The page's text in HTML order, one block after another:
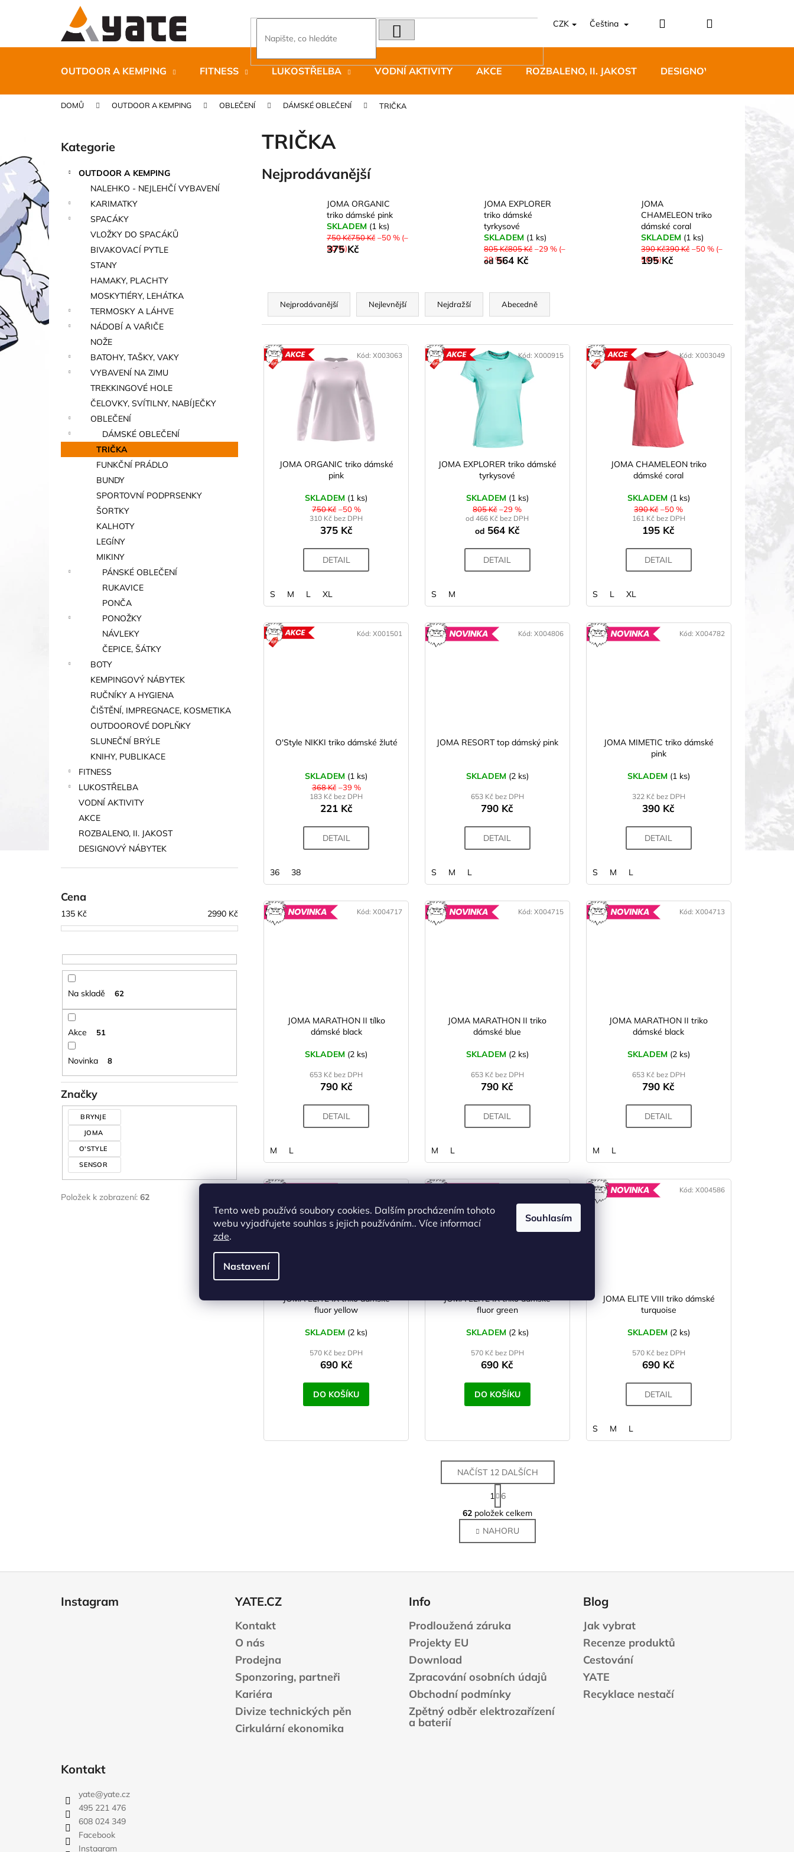
Tento web používá soubory cookies. Dalším procházením tohoto
webu vyjadřujete souhlas s jejich používáním.. Více informací
zde.
Nastavení
Souhlasím
CZK Čeština PřihlášeníNákupní
OUTDOOR A KEMPING FITNESS LUKOSTŘELBA VODNÍ AKTIVITY AKCE ROZBALENO, II. JAKOST DESIGNOVÝ NÁBYTEK
DOMŮ OUTDOOR A KEMPING OBLEČENÍ DÁMSKÉ OBLEČENÍ TRIČKA
r
a
n
a
n
e
l
Přeskočit
kategorie
Kategorie
OUTDOOR A KEMPING
NALEHKO - NEJLEHČÍ VYBAVENÍ
KARIMATKY
SPACÁKY
VLOŽKY DO SPACÁKŮ
BIVAKOVACÍ PYTLE
STANY
HAMAKY, PLACHTY
MOSKYTIÉRY, LEHÁTKA
TERMOSKY A LÁHVE
NÁDOBÍ A VAŘIČE
NOŽE
BATOHY, TAŠKY, VAKY
VYBAVENÍ NA ZIMU
TREKKINGOVÉ HOLE
ČELOVKY, SVÍTILNY, NABÍJEČKY
OBLEČENÍ
DÁMSKÉ OBLEČENÍ
TRIČKA
FUNKČNÍ PRÁDLO
BUNDY
SPORTOVNÍ PODPRSENKY
ŠORTKY
KALHOTY
LEGÍNY
MIKINY
PÁNSKÉ OBLEČENÍ
RUKAVICE
PONČA
PONOŽKY
NÁVLEKY
ČEPICE, ŠÁTKY
BOTY
KEMPINGOVÝ NÁBYTEK
RUČNÍKY A HYGIENA
ČIŠTĚNÍ, IMPREGNACE, KOSMETIKA
OUTDOOROVÉ DOPLŇKY
SLUNEČNÍ BRÝLE
KNIHY, PUBLIKACE
FITNESS
LUKOSTŘELBA
VODNÍ AKTIVITY
AKCE
ROZBALENO, II. JAKOST
DESIGNOVÝ NÁBYTEK
Cena
135 Kč 2990 Kč
Na skladě 62
Akce 51
Novinka 8
Značky
BRYNJE
JOMA
O'STYLE
SENSOR
Položek k zobrazení: 62
TRIČKA
Nejprodávanější
JOMA ORGANIC
triko dámské pink
SKLADEM (1 ks)
750 Kč750 Kč –50 % (–
50 %)
375 Kč
JOMA EXPLORER
triko dámské
tyrkysové
SKLADEM (1 ks)
805 Kč805 Kč –29 % (–
29 %)
od564 Kč
JOMA
CHAMELEON triko
dámské coral
SKLADEM (1 ks)
390 Kč390 Kč –50 % (–
50 %)
195 Kč
Ř
z
n
Nejprodávanější Nejlevnější Nejdražší Abecedně
V
ý
AKCE
JOMA ORGANIC triko dámské
pink
SKLADEM (1 ks)
750 Kč –50 %
310 Kč bez DPH
375 Kč
DETAIL
S M L XL
Kód:X003063
AKCE
JOMA EXPLORER triko dámské
tyrkysové
SKLADEM (1 ks)
805 Kč –29 %
od 466 Kč bez DPH
od564 Kč
DETAIL
S M
Kód: X000915
AKCE
JOMA CHAMELEON triko
dámské coral
SKLADEM (1 ks)
390 Kč –50 %
161 Kč bez DPH
195 Kč
DETAIL
S L XL
Kód: X003049
O'Style NIKKI triko dámské žluté
SKLADEM (1 ks)
368 Kč –39 %
183 Kč bez DPH
221 Kč
DETAIL
36 38
Kód:X001501
JOMA RESORT top dámský pink
SKLADEM (2 ks)
653 Kč bez DPH
790 Kč
DETAIL
S M L
Kód: X004806
JOMA MIMETIC triko dámské
pink
SKLADEM (1 ks)
322 Kč bez DPH
390 Kč
DETAIL
S M L
Kód: X004782
JOMA MARATHON II tílko
dámské black
SKLADEM (2 ks)
653 Kč bez DPH
790 Kč
DETAIL
M L
Kód:X004717
JOMA MARATHON II triko
dámské blue
SKLADEM (2 ks)
653 Kč bez DPH
790 Kč
DETAIL
M L
Kód: X004715
JOMA MARATHON II triko
dámské black
SKLADEM (2 ks)
653 Kč bez DPH
790 Kč
DETAIL
M L
Kód: X004713
JOMA ELITE IX triko dámské
fluor yellow
SKLADEM (2 ks)
570 Kč bez DPH
690 Kč
DO KOŠÍKU
JOMA ELITE IX triko dámské
fluor green
SKLADEM (2 ks)
570 Kč bez DPH
690 Kč
DO KOŠÍKU
JOMA ELITE VIII triko dámské
turquoise
SKLADEM (2 ks)
570 Kč bez DPH
690 Kč
DETAIL
S M L
Kód: X004586
O
v
l
á
a
r
v
ý
p
i
NAČÍST 12 DALŠÍCH
S
t
r
á
n
k
1
6
62 položek celkem
NAHORU
í
do
do
Co potřebujete najít?
CARNOSPORT GEL 100 ML
899 Kč
LAKEN LÁHEV HLINÍK FUTURA 1500
1 603 Kč
Původně: 2 290 Kč
Instagram YATE.CZ
Kontakt
O nás
Prodejna
Sponzoring, partneři
Kariéra
Divize technických pěn
Cirkulární ekonomika
Info
Prodloužená záruka
Projekty EU
Download
Zpracování osobních údajů
Obchodní podmínky
Zpětný odběr elektrozařízení
a baterií
Blog
Jak vybrat
Recenze produktů
Cestování
YATE
Recyklace nestačí
Kontakt
yate@yate.cz
495 221 476
608 024 349
Facebook
Instagram